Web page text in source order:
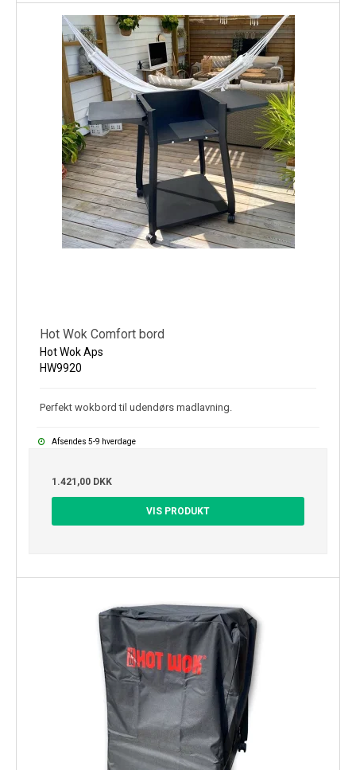
Hot Wok Comfort bord
Hot Wok Aps
HW9920
Perfekt wokbord til udendørs madlavning.
Afsendes 5-9 hverdage
1.421,00 DKK
VIS PRODUKT